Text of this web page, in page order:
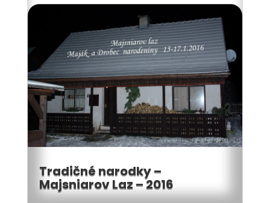
Tradičné narodky –
Majsniarov Laz – 2016